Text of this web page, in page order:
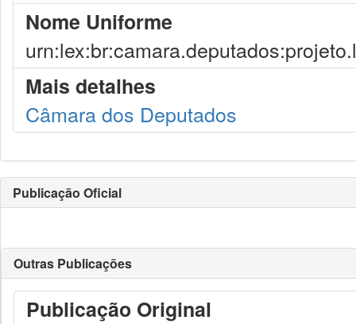
Nome Uniforme
Mais detalhes
Câmara dos Deputados
Publicação Oficial
Outras Publicações
Publicação Original